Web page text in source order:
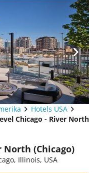
Hotels USA
Chicago - River North
North (Chicago)
Illinois, USA